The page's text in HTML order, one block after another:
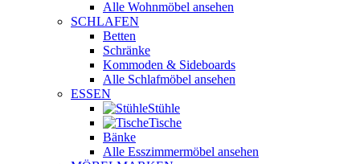
Alle Wohnmöbel ansehen
SCHLAFEN
Betten
Schränke
Kommoden & Sideboards
Alle Schlafmöbel ansehen
ESSEN
Stühle
Tische
Bänke
Alle Esszimmermöbel ansehen